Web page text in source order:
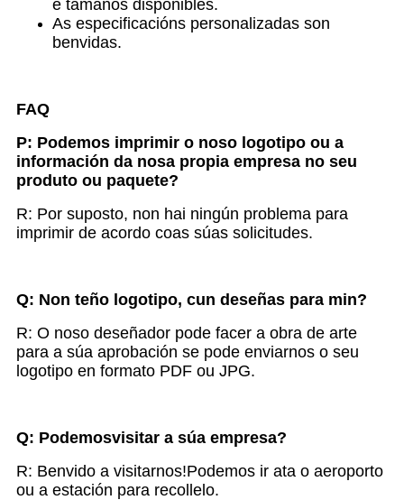
e tamaños dispoñibles.
As especificacións personalizadas son
benvidas.
FAQ
P: Podemos imprimir o noso logotipo ou a
información da nosa propia empresa no seu
produto ou paquete?
R: Por suposto, non hai ningún problema para
imprimir de acordo coas súas solicitudes.
Q: Non teño logotipo, cun deseñas para min?
R: O noso deseñador pode facer a obra de arte
para a súa aprobación se pode enviarnos o seu
logotipo en formato PDF ou JPG.
Q: Podemosvisitar a súa empresa?
R: Benvido a visitarnos!Podemos ir ata o aeroporto
ou a estación para recollelo.